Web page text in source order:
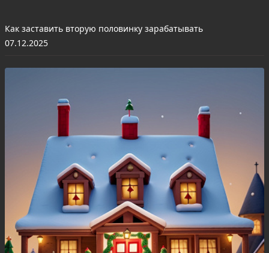
Как заставить вторую половинку зарабатывать
07.12.2025